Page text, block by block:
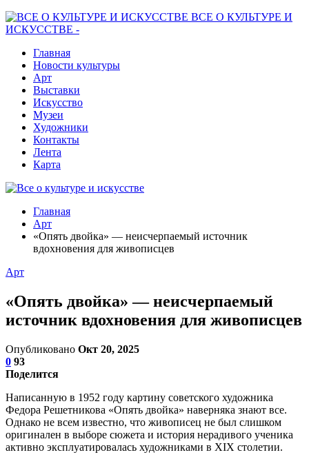
ВСЕ О КУЛЬТУРЕ И
ИСКУССТВЕ -
Главная
Новости культуры
Арт
Выставки
Искусство
Музеи
Художники
Контакты
Лента
Карта
Главная
Арт
«Опять двойка» — неисчерпаемый источник
вдохновения для живописцев
Арт
«Опять двойка» — неисчерпаемый
источник вдохновения для живописцев
Опубликовано Окт 20, 2025
0 93
Поделится
Написанную в 1952 году картину советского художника
Федора Решетникова «Опять двойка» наверняка знают все.
Однако не всем известно, что живописец не был слишком
оригинален в выборе сюжета и история нерадивого ученика
активно эксплуатировалась художниками в XIX столетии.